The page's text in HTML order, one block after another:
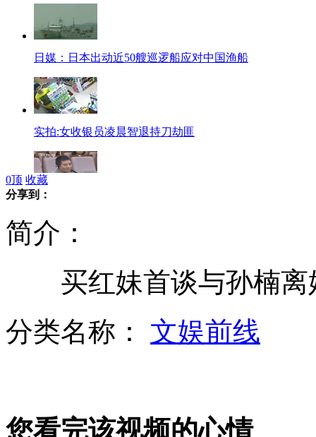
日媒：日本出动近50艘巡逻船应对中国渔船
实拍:女收银员凌晨智退持刀劫匪
中国富家子:美国大学"送财童子"
陈水扁称马英九要控制其脑电波
0顶 收藏
分享到：
简介：
买红妹首谈与孙楠离
分类名称： 文娱前线
您看完该视频的心情